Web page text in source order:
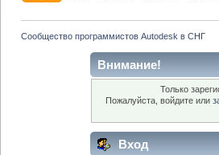
Сообщество программистов Autodesk в СНГ
Внимание!
Только
Пожалуйста, войдите или
Вход